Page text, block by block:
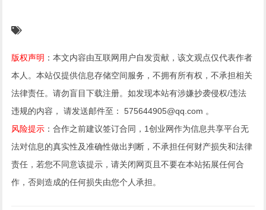
版权声明 ：本文内容由互联网用户自发贡献，该文观点仅代表作者
本人。本站仅提供信息存储空间服务，不拥有所有权，不承担相关
法律责任。请勿盲目下载注册。如发现本站有涉嫌抄袭侵权/违法
违规的内容， 请发送邮件至： 575644905@qq.com 。
风险提示 ：合作之前建议签订合同，1创业网作为信息共享平台无
法对信息的真实性及准确性做出判断，不承担任何财产损失和法律
责任，若您不同意该提示，请关闭网页且不要在本站拓展任何合
作，否则造成的任何损失由您个人承担。